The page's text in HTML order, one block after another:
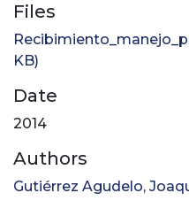
Files
KB)
Date
2014
Authors
Gutiérrez Agudelo,